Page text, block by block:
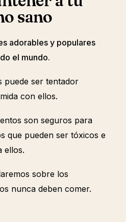
sano
adorables y populares
el mundo.
puede ser tentador
con ellos.
son seguros para
que pueden ser tóxicos e
ellos.
sobre los
nunca deben comer.